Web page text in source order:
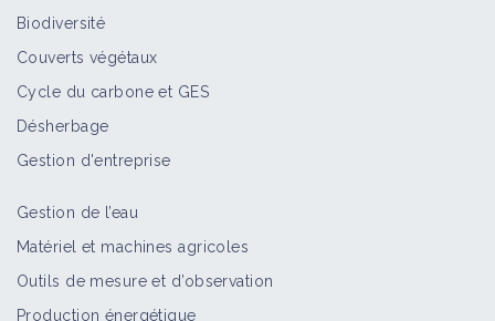
Restituer et laisser en surface les
résidus de la culture précédente
Fiche technique
Biodiversité
Couverts végétaux
Cycle du carbone et GES
Désherbage
Gestion d'entreprise
Gestion de l’eau
Matériel et machines agricoles
Outils de mesure et d’observation
Production énergétique